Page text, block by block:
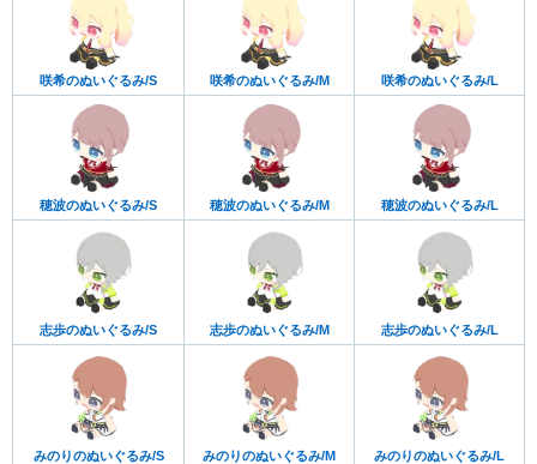
咲希のぬいぐるみ/S 咲希のぬいぐるみ/M 咲希のぬいぐるみ/L
穂波のぬいぐるみ/S 穂波のぬいぐるみ/M 穂波のぬいぐるみ/L
志歩のぬいぐるみ/S 志歩のぬいぐるみ/M 志歩のぬいぐるみ/L
みのりのぬいぐるみ/S みのりのぬいぐるみ/M みのりのぬいぐるみ/L